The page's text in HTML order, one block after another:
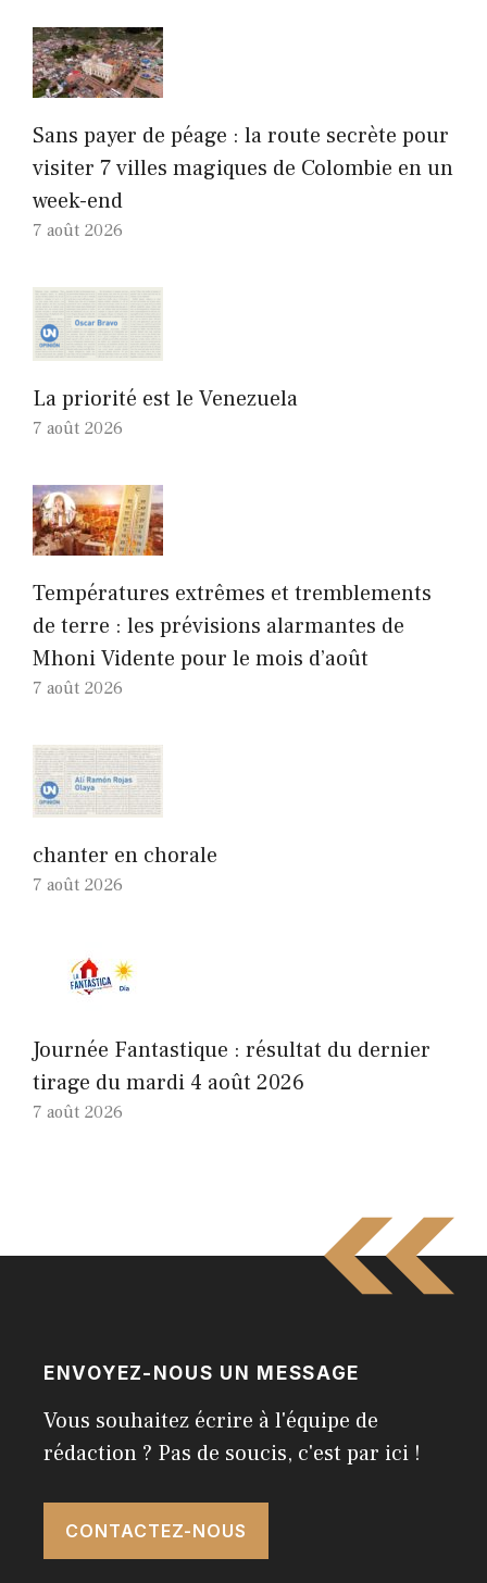
Sans payer de péage : la route secrète pour
visiter 7 villes magiques de Colombie en un
week-end
7 août 2026
La priorité est le Venezuela
7 août 2026
Températures extrêmes et tremblements
de terre : les prévisions alarmantes de
Mhoni Vidente pour le mois d’août
7 août 2026
chanter en chorale
7 août 2026
Journée Fantastique : résultat du dernier
tirage du mardi 4 août 2026
7 août 2026
ENVOYEZ-NOUS UN MESSAGE
Vous souhaitez écrire à l'équipe de
rédaction ? Pas de soucis, c'est par ici !
CONTACTEZ-NOUS